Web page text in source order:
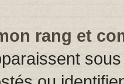
rang et